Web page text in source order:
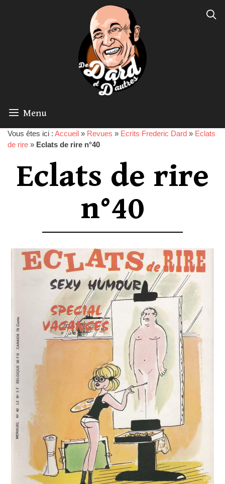
Menu
Vous êtes ici : Accueil » Revues » Ecrits Frederic Dard » Eclats
de rire » Eclats de rire n°40
Eclats de rire
n°40